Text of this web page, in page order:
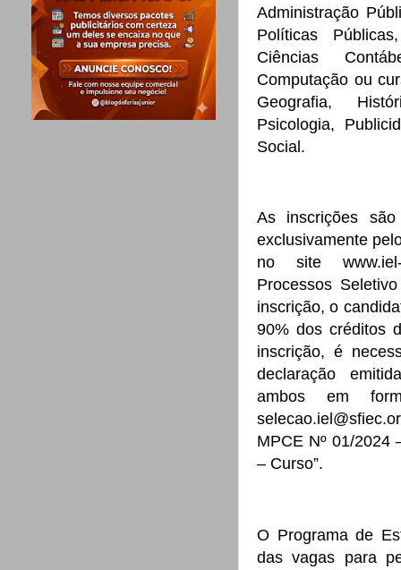
Administração
Políticas
Ciências
Computação ou
Geografia,
Psicologia,
Social.
As inscrições
exclusivamente
no site
Processos
inscrição, o
90% dos créditos
inscrição, é
declaração
ambos em
MPCE Nº 01/2024
– Curso”.
O Programa de
das vagas para